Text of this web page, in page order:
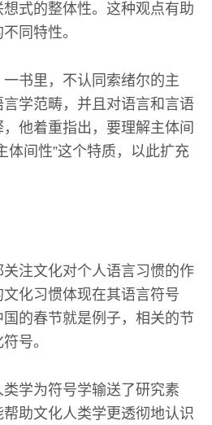
式的整体性。这种观点有助
同特性。
书里，不认同索绪尔的主
学范畴，并且对语言和言语
他着重指出，要理解主体间
体间性”这个特质，以此扩充
注文化对个人语言习惯的作
化习惯体现在其语言符号
的春节就是例子，相关的节
号。
学为符号学输送了研究素
助文化人类学更透彻地认识